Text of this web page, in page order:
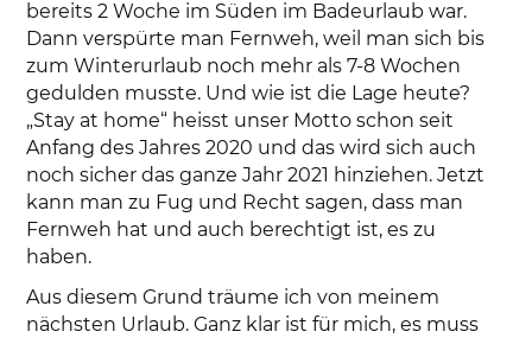
bereits 2 Woche im Süden im Badeurlaub war.
Dann verspürte man Fernweh, weil man sich bis
zum Winterurlaub noch mehr als 7-8 Wochen
gedulden musste. Und wie ist die Lage heute?
„Stay at home“ heisst unser Motto schon seit
Anfang des Jahres 2020 und das wird sich auch
noch sicher das ganze Jahr 2021 hinziehen. Jetzt
kann man zu Fug und Recht sagen, dass man
Fernweh hat und auch berechtigt ist, es zu
haben.
Aus diesem Grund träume ich von meinem
nächsten Urlaub. Ganz klar ist für mich, es muss